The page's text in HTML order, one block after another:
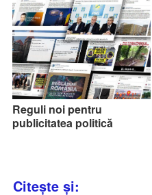
Reguli noi pentru
publicitatea politică
Citește și: